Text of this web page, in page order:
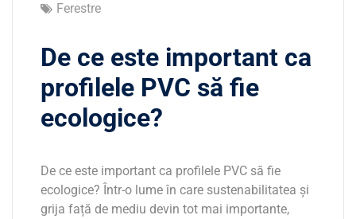
Ferestre
De ce este important ca
profilele PVC să fie
ecologice?
De ce este important ca profilele PVC să fie
ecologice? Într-o lume în care sustenabilitatea și
grija față de mediu devin tot mai importante,